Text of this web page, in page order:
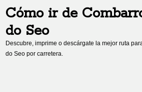
Cómo ir de
do Seo
Descubre, imprime o descárgate la mejor ruta
do Seo por carretera.